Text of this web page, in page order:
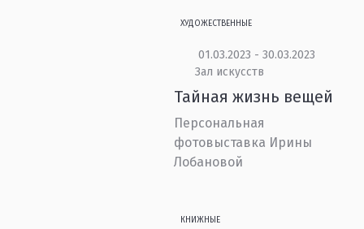
ХУДОЖЕСТВЕННЫЕ
01.03.2023 - 30.03.2023
Зал искусств
Тайная жизнь вещей
Персональная
фотовыставка Ирины
Лобановой
КНИЖНЫЕ